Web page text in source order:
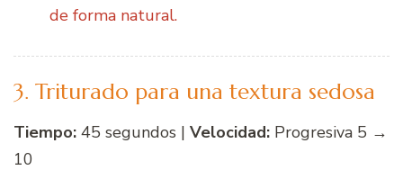
de forma natural.
3. Triturado para una textura sedosa
Tiempo: 45 segundos | Velocidad: Progresiva 5 →
10